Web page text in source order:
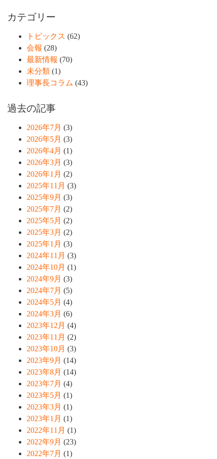
カテゴリー
トピックス (62)
会報 (28)
最新情報 (70)
未分類 (1)
理事長コラム (43)
過去の記事
2026年7月 (3)
2026年5月 (3)
2026年4月 (1)
2026年3月 (3)
2026年1月 (2)
2025年11月 (3)
2025年9月 (3)
2025年7月 (2)
2025年5月 (2)
2025年3月 (2)
2025年1月 (3)
2024年11月 (3)
2024年10月 (1)
2024年9月 (3)
2024年7月 (5)
2024年5月 (4)
2024年3月 (6)
2023年12月 (4)
2023年11月 (2)
2023年10月 (3)
2023年9月 (14)
2023年8月 (14)
2023年7月 (4)
2023年5月 (1)
2023年3月 (1)
2023年1月 (1)
2022年11月 (1)
2022年9月 (23)
2022年7月 (1)